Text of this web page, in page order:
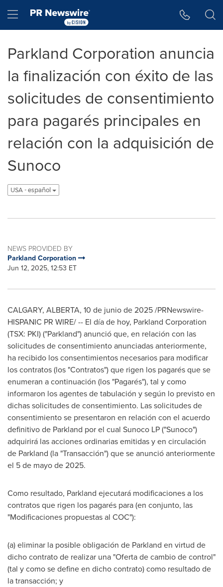
Hamburger menu
Parkland Corporation anuncia
la finalización con éxito de las
solicitudes de consentimiento
para pagarés principales en
relación con la adquisición de
Sunoco
USA - español
NEWS PROVIDED BY
Parkland Corporation
Jun 12, 2025, 12:53 ET
CALGARY, ALBERTA, 10 de junio de 2025/PRNewswire-
HISPANIC PR WIRE/ -- El día de hoy, Parkland Corporation
(TSX: PKI) ("Parkland") anunció que, en relación con las
solicitudes de consentimiento anunciadas anteriormente,
ha recibido los consentimientos necesarios para modificar
los contratos (los "Contratos") que rigen los pagarés que se
enumeran a continuación (los "Pagarés"), tal y como
informaron los agentes de tabulación y según lo previsto en
dichas solicitudes de consentimiento. Las solicitudes de
consentimiento se presentaron en relación con el acuerdo
definitivo de Parkland por el cual Sunoco LP ("Sunoco")
adquirirá las acciones ordinarias emitidas y en circulación
de Parkland (la "Transacción") que se anunció anteriormente
el 5 de mayo de 2025.
Como resultado, Parkland ejecutará modificaciones a los
contratos que rigen los pagarés para (en conjunto, las
"Modificaciones propuestas al COC"):
(a) eliminar la posible obligación de Parkland en virtud de
dicho contrato de realizar una "Oferta de cambio de control"
(tal y como se define en dicho contrato) como resultado de
la transacción; y